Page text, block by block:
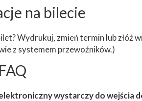
na bilecie
Wydrukuj, zmień termin lub złóż
z systemem przewoźników.)
wystarczy do wejścia